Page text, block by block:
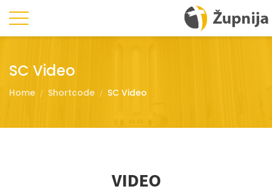
SC Video
Home Shortcode SC Video
VIDEO